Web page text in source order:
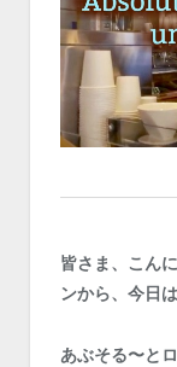
皆さま、こん
ンから、今日
あぶそる〜と